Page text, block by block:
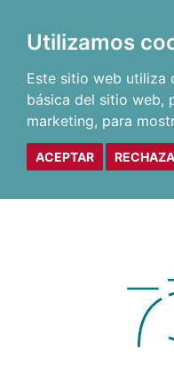
Utilizamos
Este sitio web utiliza
básica del sitio web,
marketing, para
ACEPTAR